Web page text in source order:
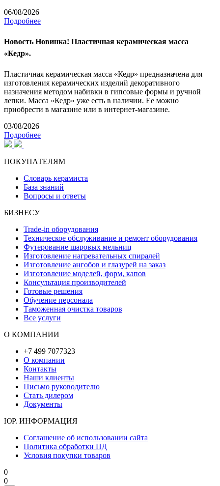
06/08/2026
Подробнее
Новость Новинка! Пластичная керамическая масса
«Кедр».
Пластичная керамическая масса «Кедр» предназначена для
изготовления керамических изделий декоративного
назначения методом набивки в гипсовые формы и ручной
лепки. Масса «Кедр» уже есть в наличии. Ее можно
приобрести в магазине или в интернет-магазине.
03/08/2026
Подробнее
ПОКУПАТЕЛЯМ
Словарь керамиста
База знаний
Вопросы и ответы
БИЗНЕСУ
Trade-in оборудования
Техническое обслуживание и ремонт оборудования
Футерование шаровых мельниц
Изготовление нагревательных спиралей
Изготовление ангобов и глазурей на заказ
Изготовление моделей, форм, капов
Консультация производителей
Готовые решения
Обучение персонала
Таможенная очистка товаров
Все услуги
О КОМПАНИИ
+7 499 7077323
О компании
Контакты
Наши клиенты
Письмо руководителю
Стать дилером
Документы
ЮР. ИНФОРМАЦИЯ
Соглашение об использовании сайта
Политика обработки ПД
Условия покупки товаров
0
0